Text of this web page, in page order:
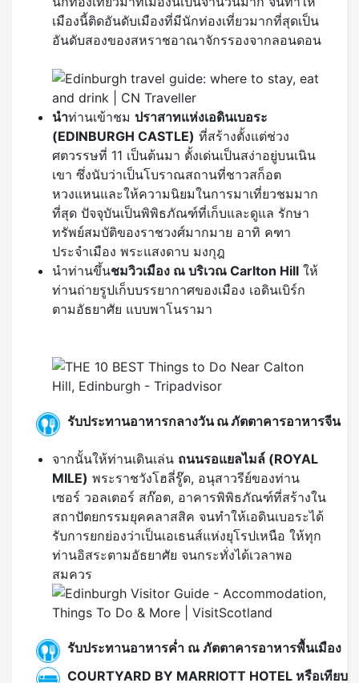
เมืองนี้ติดอันดับเมืองที่มีนักท่องเที่ยวมากที่สุดเป็น
อันดับสองของสหราชอาณาจักรรองจากลอนดอน
นำท่านเข้าชม ปราสาทแห่งเอดินเบอระ
(EDINBURGH CASTLE) ที่สร้างตั้งแต่ช่วง
ศตวรรษที่ 11 เป็นต้นมา ตั้งเด่นเป็นสง่าอยู่บนเนิน
เขา ซึ่งนับว่าเป็นโบราณสถานที่ชาวสก็อต
หวงแหนและให้ความนิยมในการมาเที่ยวชมมาก
ที่สุด ปัจจุบันเป็นพิพิธภัณฑ์ที่เก็บและดูแล รักษา
ทรัพย์สมบัติของราชวงศ์มากมาย อาทิ คฑา
ประจำเมือง พระแสงดาบ มงกุฎ
นำท่านขึ้นชมวิวเมือง ณ บริเวณ Carlton Hill ให้
ท่านถ่ายรูปเก็บบรรยากาศของเมือง เอดินเบิร์ก
ตามอัธยาศัย แบบพาโนรามา
รับประทานอาหารกลางวัน ณ ภัตตาคารอาหารจีน
จากนั้นให้ท่านเดินเล่น ถนนรอแยลไมล์ (ROYAL
MILE) พระราชวังโฮลี่รู๊ด, อนุสาวรีย์ของท่าน
เซอร์ วอลเตอร์ สก๊อต, อาคารพิพิธภัณฑ์ที่สร้างใน
สถาปัตยกรรมยุคคลาสสิค จนทำให้เอดินเบอระได้
รับการยกย่องว่าเป็นเอเธนส์แห่งยุโรปเหนือ ให้ทุก
ท่านอิสระตามอัธยาศัย จนกระทั่งได้เวลาพอ
สมควร
รับประทานอาหารค่ำ ณ ภัตตาคารอาหารพื้นเมือง
COURTYARD BY MARRIOTT HOTEL หรือเทียบ